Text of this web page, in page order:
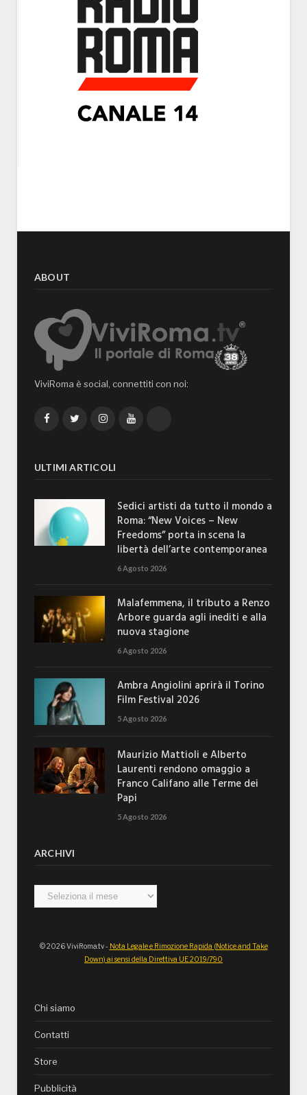
ABOUT
ViviRoma è social, connettiti con noi:
FacebookTwitterInstagramYouTube
ULTIMI ARTICOLI
Sedici artisti da tutto il mondo a
Roma: “New Voices – New
Freedoms” porta in scena la
libertà dell’arte contemporanea
6 Agosto 2026
Malafemmena, il tributo a Renzo
Arbore guarda agli inediti e alla
nuova stagione
6 Agosto 2026
Ambra Angiolini aprirà il Torino
Film Festival 2026
5 Agosto 2026
Maurizio Mattioli e Alberto
Laurenti rendono omaggio a
Franco Califano alle Terme dei
Papi
5 Agosto 2026
ARCHIVI
Archivi
© 2026 ViviRoma.tv - Nota Legale e Rimozione Rapida (Notice and Take
Down) ai sensi della Direttiva UE 2019/790
Chi siamo
Contatti
Store
Pubblicità